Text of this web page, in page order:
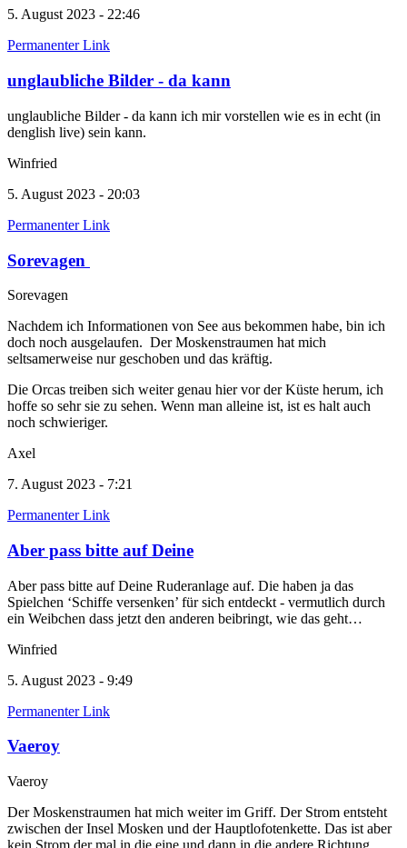
5. August 2023 - 22:46
Permanenter Link
unglaubliche Bilder - da kann
unglaubliche Bilder - da kann ich mir vorstellen wie es in echt (in
denglish live) sein kann.
Winfried
5. August 2023 - 20:03
Permanenter Link
Sorevagen
Sorevagen
Nachdem ich Informationen von See aus bekommen habe, bin ich
doch noch ausgelaufen. Der Moskenstraumen hat mich
seltsamerweise nur geschoben und das kräftig.
Die Orcas treiben sich weiter genau hier vor der Küste herum, ich
hoffe so sehr sie zu sehen. Wenn man alleine ist, ist es halt auch
noch schwieriger.
Axel
7. August 2023 - 7:21
Permanenter Link
Aber pass bitte auf Deine
Aber pass bitte auf Deine Ruderanlage auf. Die haben ja das
Spielchen ‘Schiffe versenken’ für sich entdeckt - vermutlich durch
ein Weibchen dass jetzt den anderen beibringt, wie das geht…
Winfried
5. August 2023 - 9:49
Permanenter Link
Vaeroy
Vaeroy
Der Moskenstraumen hat mich weiter im Griff. Der Strom entsteht
zwischen der Insel Mosken und der Hauptlofotenkette. Das ist aber